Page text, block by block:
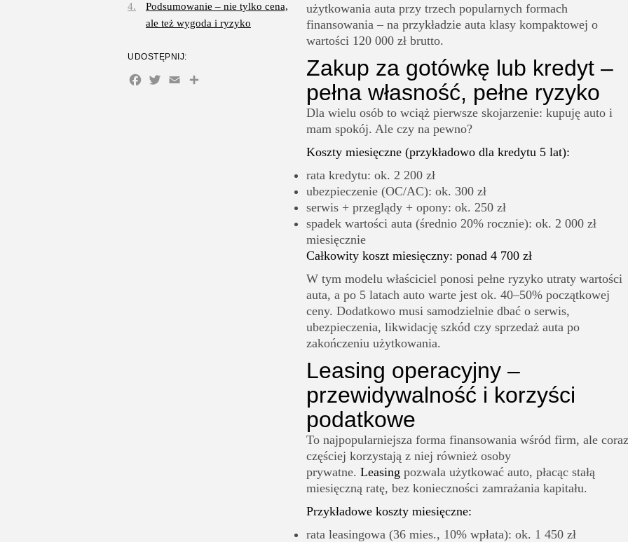
użytkowania auta przy trzech popularnych formach
finansowania – na przykładzie auta klasy kompaktowej o
wartości 120 000 zł brutto.
Zakup za gotówkę lub kredyt –
pełna własność, pełne ryzyko
Dla wielu osób to wciąż pierwsze skojarzenie: kupuję auto i
mam spokój. Ale czy na pewno?
Koszty miesięczne (przykładowo dla kredytu 5 lat):
rata kredytu: ok. 2 200 zł
ubezpieczenie (OC/AC): ok. 300 zł
serwis + przeglądy + opony: ok. 250 zł
spadek wartości auta (średnio 20% rocznie): ok. 2 000 zł
miesięcznie
Całkowity koszt miesięczny: ponad 4 700 zł
W tym modelu właściciel ponosi pełne ryzyko utraty wartości
auta, a po 5 latach auto warte jest ok. 40–50% początkowej
ceny. Dodatkowo musi samodzielnie dbać o serwis,
ubezpieczenia, likwidację szkód czy sprzedaż auta po
zakończeniu użytkowania.
Leasing operacyjny –
przewidywalność i korzyści
podatkowe
To najpopularniejsza forma finansowania wśród firm, ale coraz
częściej korzystają z niej również osoby
prywatne. Leasing pozwala użytkować auto, płacąc stałą
miesięczną ratę, bez konieczności zamrażania kapitału.
Przykładowe koszty miesięczne:
rata leasingowa (36 mies., 10% wpłata): ok. 1 450 zł
Podsumowanie – nie tylko cena,
ale też wygoda i ryzyko
UDOSTĘPNIJ:
Facebook
Twitter
EmailShare